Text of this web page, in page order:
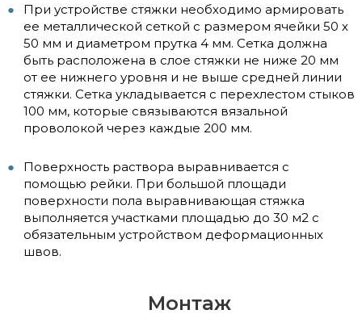
При устройстве стяжки необходимо армировать
ее металлической сеткой с размером ячейки 50 х
50 мм и диаметром прутка 4 мм. Сетка должна
быть расположена в слое стяжки не ниже 20 мм
от ее нижнего уровня и не выше средней линии
стяжки. Сетка укладывается с перехлестом стыков
100 мм, которые связываются вязальной
проволокой через каждые 200 мм.
Поверхность раствора выравнивается с
помощью рейки. При большой площади
поверхности пола выравнивающая стяжка
выполняется участками площадью до 30 м2 с
обязательным устройством деформационных
швов.
Монтаж